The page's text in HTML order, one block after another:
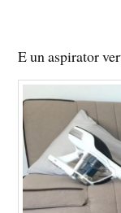
E un aspirator